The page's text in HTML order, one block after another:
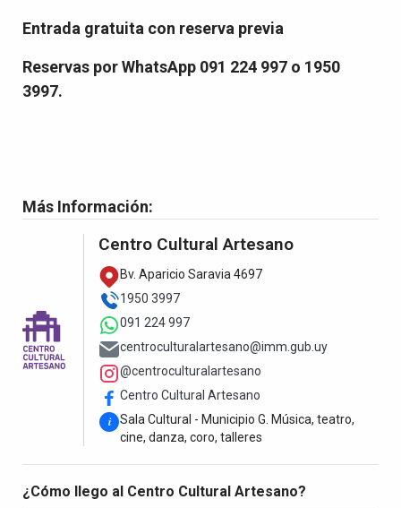
Entrada gratuita con reserva previa
Reservas por WhatsApp 091 224 997 o 1950
3997.
Más Información:
Centro Cultural Artesano
Bv. Aparicio Saravia 4697
1950 3997
091 224 997
centroculturalartesano@imm.gub.uy
@centroculturalartesano
Centro Cultural Artesano
i Sala Cultural - Municipio G. Música, teatro,
cine, danza, coro, talleres
¿Cómo llego al Centro Cultural Artesano?